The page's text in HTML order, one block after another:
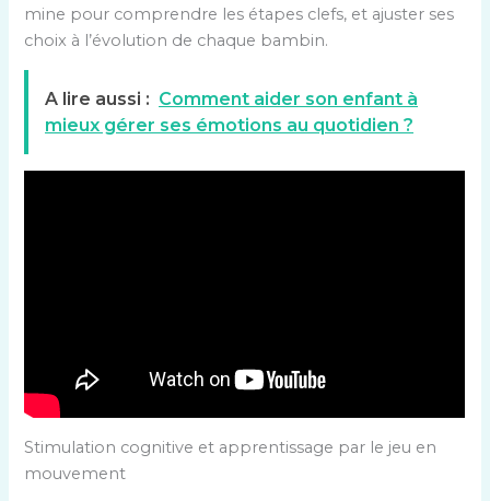
mine pour comprendre les étapes clefs, et ajuster ses
choix à l’évolution de chaque bambin.
A lire aussi : Comment aider son enfant à
mieux gérer ses émotions au quotidien ?
Stimulation cognitive et apprentissage par le jeu en
mouvement